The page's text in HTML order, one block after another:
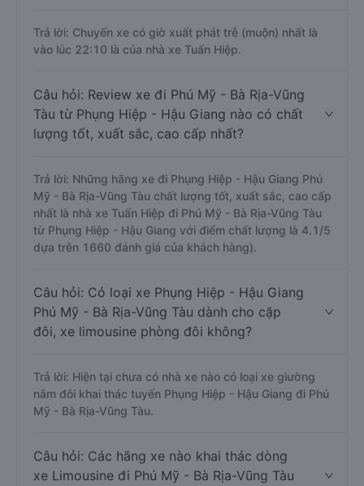
Trả lời: Chuyến xe có giờ xuất phát trễ (muộn) nhất là
vào lúc 22:10 là của nhà xe Tuấn Hiệp.
Câu hỏi: Review xe đi Phú Mỹ - Bà Rịa-Vũng
Tàu từ Phụng Hiệp - Hậu Giang nào có chất
lượng tốt, xuất sắc, cao cấp nhất?
Trả lời: Những hãng xe đi Phụng Hiệp - Hậu Giang Phú
Mỹ - Bà Rịa-Vũng Tàu chất lượng tốt, xuất sắc, cao cấp
nhất là nhà xe Tuấn Hiệp đi Phú Mỹ - Bà Rịa-Vũng Tàu
từ Phụng Hiệp - Hậu Giang với điểm chất lượng là 4.1/5
dựa trên 1660 đánh giá của khách hàng).
Câu hỏi: Có loại xe Phụng Hiệp - Hậu Giang
Phú Mỹ - Bà Rịa-Vũng Tàu dành cho cặp
đôi, xe limousine phòng đôi không?
Trả lời: Hiện tại chưa có nhà xe nào có loại xe giường
nằm đôi khai thác tuyến Phụng Hiệp - Hậu Giang đi Phú
Mỹ - Bà Rịa-Vũng Tàu.
Câu hỏi: Các hãng xe nào khai thác dòng
xe Limousine đi Phú Mỹ - Bà Rịa-Vũng Tàu